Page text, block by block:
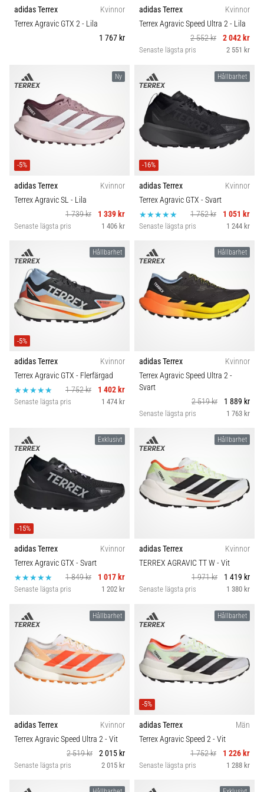
Hur
utförs
används
6. 8. 2026
Löparknä:
Orsaker,
behandling
förebyggande
Löparknä,
även
känt
som
iliotibialbandssyndrom
(ITBS),
är
ett
mycket
vanligt
hälsoproblem
som
Vad…
Visa
alla
artiklar
Carbon
adidas Terrex
Kvinnor
Terrex Agravic GTX 2- Lila
1 767 kr
adidas Terrex
Kvinnor
Terrex Agravic Speed Ultra 2- Lila
2 552 kr
2 042 kr
Senaste lägsta pris 2 551 kr
Ny
-5%
adidas Terrex
Kvinnor
Terrex Agravic SL - Lila
1 739 kr
1 339 kr
Senaste lägsta pris 1 406 kr
Hållbarhet
-16%
adidas Terrex
Kvinnor
Terrex Agravic GTX - Svart
1 752 kr
1 051 kr
Senaste lägsta pris 1 244 kr
Hållbarhet
-5%
adidas Terrex
Kvinnor
Terrex Agravic GTX - Flerfärgad
1 752 kr
1 402 kr
Senaste lägsta pris 1 474 kr
Hållbarhet
adidas Terrex
Kvinnor
Terrex Agravic Speed Ultra 2-
Svart
2 519 kr
1 889 kr
Senaste lägsta pris 1 763 kr
Exklusivt
-15%
adidas Terrex
Kvinnor
Terrex Agravic GTX - Svart
1 849 kr
1 017 kr
Senaste lägsta pris 1 202 kr
Hållbarhet
adidas Terrex
Kvinnor
TERREX AGRAVIC TT W- Vit
1 971 kr
1 419 kr
Senaste lägsta pris 1 380 kr
Hållbarhet
adidas Terrex
Kvinnor
Terrex Agravic Speed Ultra 2- Vit
2 519 kr
2 015 kr
Senaste lägsta pris 2 015 kr
Hållbarhet
-5%
adidas Terrex
Män
Terrex Agravic Speed 2- Vit
1 752 kr
1 226 kr
Senaste lägsta pris 1 288 kr